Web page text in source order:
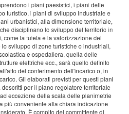
i piani paesistici, i piani delle
turistico, i piani di sviluppo industriale e
urbanistici, alla dimensione territoriale,
disciplinano lo sviluppo del territorio in
come la tutela e la valorizzazione del
sviluppo di zone turistiche o industriali,
e ospedaliera, quella delle
elettriche ecc., sarà quello definito
del conferimento dell'incarico o, in
Gli elaborati previsti per questi piani
per il piano regolatore territoriale
eccezione della scala delle planimetrie
più conveniente alla chiara indicazione
È compito del committente di